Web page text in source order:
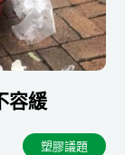
容緩
塑膠議題